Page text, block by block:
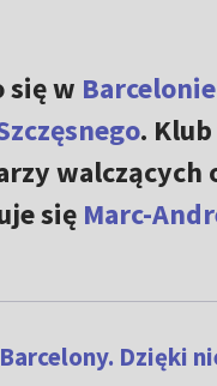
się w Barcelonie
.
walczących
się Marc-
Dzięki